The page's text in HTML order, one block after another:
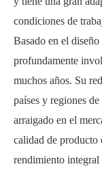
condiciones de
Basado en el
profundamente
muchos años. Su
países y regiones
arraigado en el
calidad de producto
rendimiento integral